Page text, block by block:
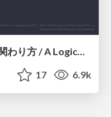
ロジカルなUIデザイン 考え方と関わり方 / A Logical Approach to UI Design, How to Think and Engage
17 6.9k